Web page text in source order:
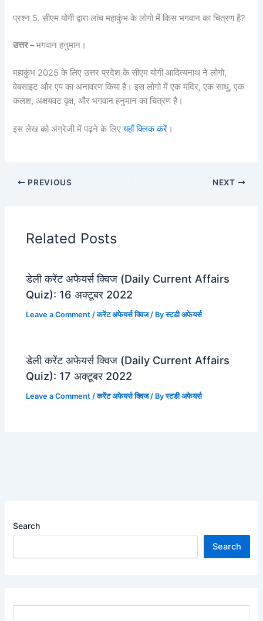
प्रश्न 5. सीएम योगी द्वारा लांच महाकुंभ के लोगो में किस भगवान का चित्रण है?
उत्तर –भगवान हनुमान।
महाकुंभ 2025 के लिए उत्तर प्रदेश के सीएम योगी आदित्यनाथ ने लोगो,
वेबसाइट और एप का अनावरण किया है। इस लोगो में एक मंदिर, एक साधु, एक
कलश, अक्षयवट वृक्ष, और भगवान हनुमान का चित्रण है।
इस लेख को अंग्रेजी में पढ़ने के लिएयहाँ क्लिक करें ।
PREVIOUS NEXT
Related Posts
डेली करेंट अफेयर्स क्विज (Daily Current Affairs
Quiz): 16 अक्टूबर 2022
Leave a Comment /करेंट अफेयर्स क्विज/ Byस्टडी अफेयर्स
डेली करेंट अफेयर्स क्विज (Daily Current Affairs
Quiz): 17 अक्टूबर 2022
Leave a Comment /करेंट अफेयर्स क्विज/ Byस्टडी अफेयर्स
Search
Search